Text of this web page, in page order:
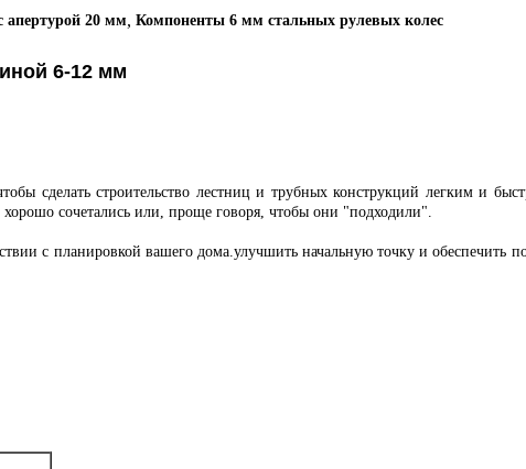
апертурой 20 мм Компоненты 6 мм стальных рулевых колес
6-12 мм
сделать строительство лестниц и трубных конструкций легким и
сочетались или, проще говоря, чтобы они "подходили".
с планировкой вашего дома.улучшить начальную точку и обеспечить